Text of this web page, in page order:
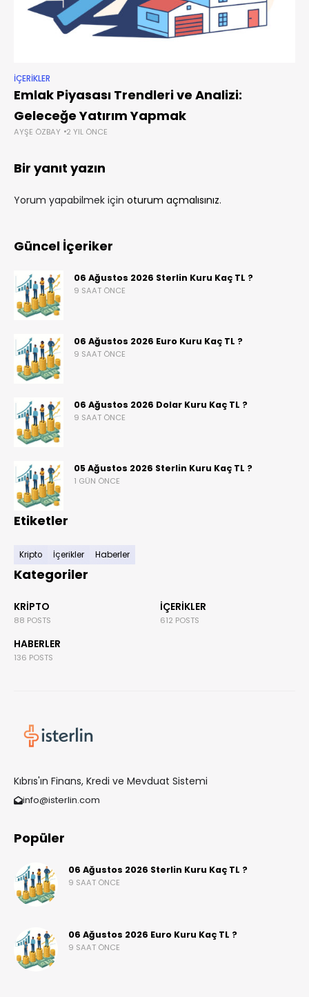
İÇERIKLER
Emlak Piyasası Trendleri ve Analizi:
Geleceğe Yatırım Yapmak
AYŞE ÖZBAY 2 YIL ÖNCE
Bir yanıt yazın
Yorum yapabilmek için oturum açmalısınız.
Güncel İçeriker
06 Ağustos 2026 Sterlin Kuru Kaç TL ?
9 SAAT ÖNCE
06 Ağustos 2026 Euro Kuru Kaç TL ?
9 SAAT ÖNCE
06 Ağustos 2026 Dolar Kuru Kaç TL ?
9 SAAT ÖNCE
05 Ağustos 2026 Sterlin Kuru Kaç TL ?
1 GÜN ÖNCE
Etiketler
Kripto İçerikler Haberler
Kategoriler
KRIPTO
88 POSTS
İÇERIKLER
612 POSTS
HABERLER
136 POSTS
Kıbrıs'ın Finans, Kredi ve Mevduat Sistemi
info@isterlin.com
Popüler
06 Ağustos 2026 Sterlin Kuru Kaç TL ?
9 SAAT ÖNCE
06 Ağustos 2026 Euro Kuru Kaç TL ?
9 SAAT ÖNCE